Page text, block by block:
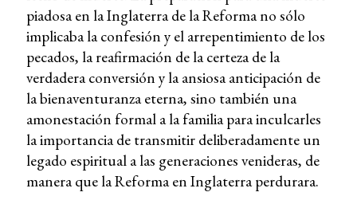
piadosa en la Inglaterra de la Reforma no sólo
implicaba la confesión y el arrepentimiento de los
pecados, la reafirmación de la certeza de la
verdadera conversión y la ansiosa anticipación de
la bienaventuranza eterna, sino también una
amonestación formal a la familia para inculcarles
la importancia de transmitir deliberadamente un
legado espiritual a las generaciones venideras, de
manera que la Reforma en Inglaterra perdurara.